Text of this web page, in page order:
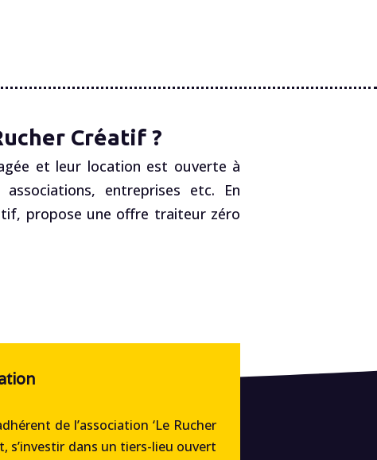
Créatif ?
et leur location est ouverte à
entreprises etc. En
propose une offre traiteur zéro
de l’association ‘Le Rucher
s’investir dans un tiers-lieu ouvert